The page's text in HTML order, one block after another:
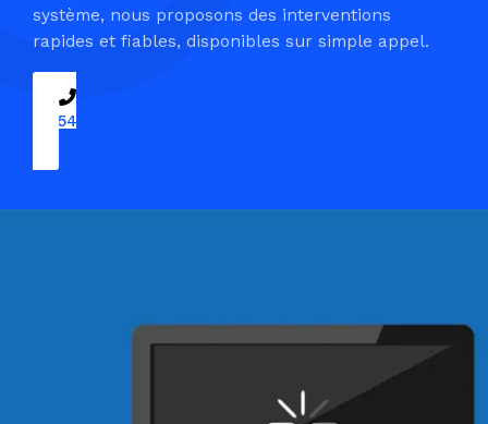
système, nous proposons des interventions
rapides et fiables, disponibles sur simple appel.
09 54 37 04 03